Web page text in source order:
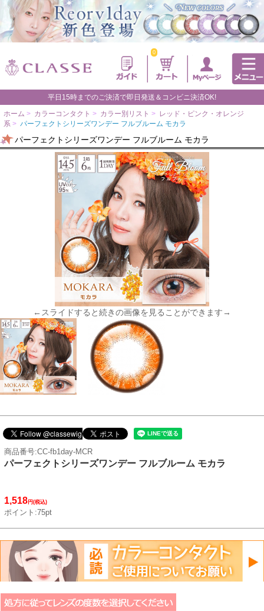
0
平日15時までのご決済で即日発送＆コンビニ決済OK!
ホーム > カラーコンタクト > カラー別リスト > レッド・ピンク・オレンジ
系 > パーフェクトシリーズワンデー フルブルーム モカラ
パーフェクトシリーズワンデー フルブルーム モカラ
←スライドすると続きの画像を見ることができます→
商品番号:CC-fb1day-MCR
パーフェクトシリーズワンデー フルブルーム モカラ
1,518円(税込)
ポイント:75pt